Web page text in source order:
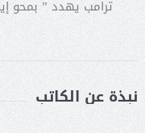
ترامب يهدد ” بمحو
نبذة عن الكاتب